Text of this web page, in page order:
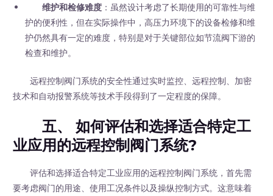
维护和检修难度 ：虽然设计考虑了长期使用的可靠性与维
护的便利性，但在实际操作中，高压力环境下的设备检修和维
护仍然具有一定的难度，特别是对于关键部位如节流阀下游的
检查和维护。
远程控制阀门系统的安全性通过实时监控、远程控制、加密
技术和自动报警系统等技术手段得到了一定程度的保障。
五、 如何评估和选择适合特定工
业应用的远程控制阀门系统?
评估和选择适合特定工业应用的远程控制阀门系统，首先需
要考虑阀门的用途、使用工况条件以及操纵控制方式。这意味着